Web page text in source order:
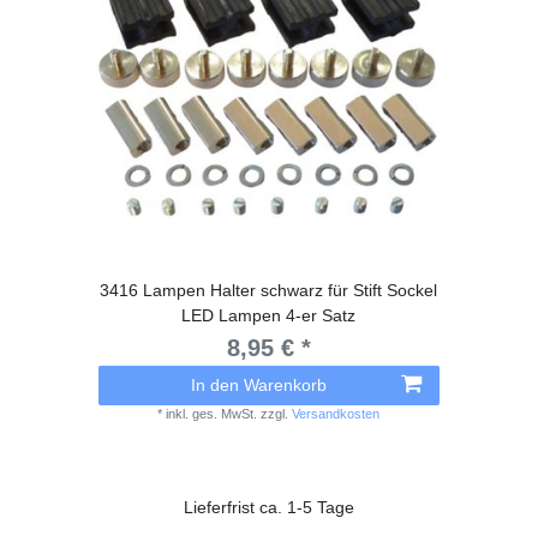
3416 Lampen Halter schwarz für Stift Sockel
LED Lampen 4-er Satz
8,95 € *
In den Warenkorb
*inkl. ges. MwSt. zzgl.Versandkosten
Lieferfrist ca. 1-5 Tage